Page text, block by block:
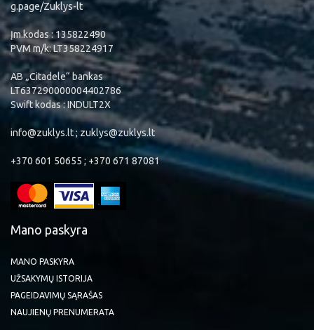
g.page/Zuklys-lt
Įm.kodas : 135822490
PVM m/k: LT358224917
AB „Citadele“ bankas
LT637290000004402786
Swift kodas : INDULT2X
info@zuklys.lt ; zuklys@zuklys.lt
+370 601 50655 ; +370 671 87081
Mano paskyra
MANO PASKYRA
UŽSAKYMŲ ISTORIJA
PAGEIDAVIMŲ SĄRAŠAS
NAUJIENŲ PRENUMERATA